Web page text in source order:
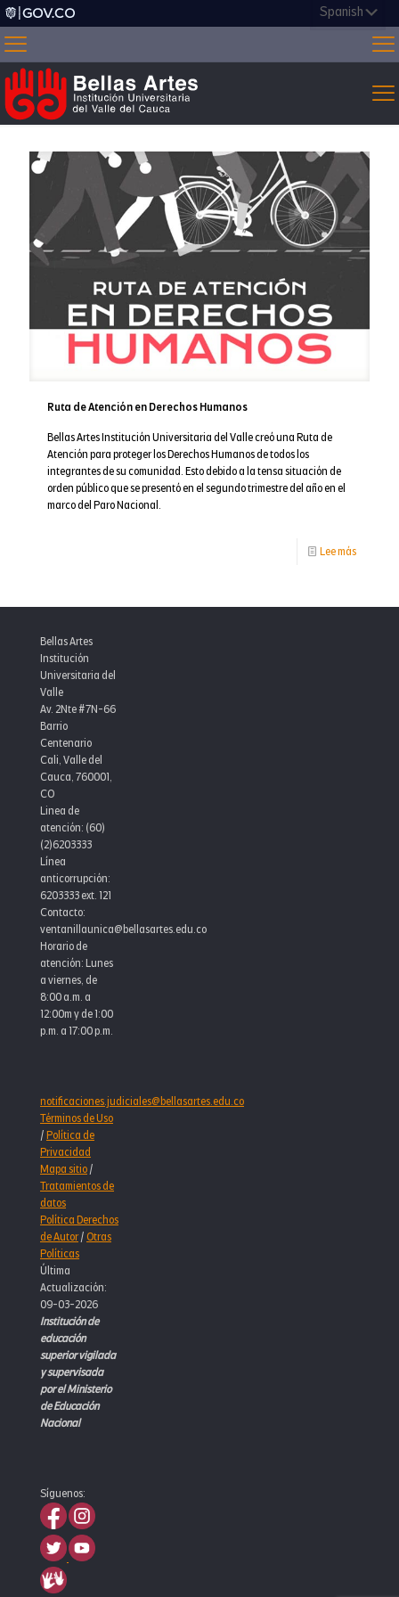
Ruta de Atención en Derechos Humanos
Bellas Artes Institución Universitaria del Valle creó una Ruta de
Atención para proteger los Derechos Humanos de todos los
integrantes de su comunidad. Esto debido a la tensa situación de
orden público que se presentó en el segundo trimestre del año en el
marco del Paro Nacional.
Lee más-
de
Bellas Artes
Institución
Universitaria del
Valle
Av. 2Nte #7N-66
Barrio
Centenario
Cali, Valle del
Cauca, 760001,
CO
Linea de
atención: (60)
(2)6203333
Línea
anticorrupción:
6203333 ext. 121
Contacto:
ventanillaunica@bellasartes.edu.co
Horario de
atención: Lunes
a viernes, de
8:00 a.m. a
12:00m y de 1:00
p.m. a 17:00 p.m.
notificaciones.judiciales@bellasartes.edu.co
Términos de Uso
/Política de
Privacidad
Mapa sitio/
Tratamientos de
datos
Política Derechos
de Autor/Otras
Políticas
Última
Actualización:
09-03-2026
Institución de
educación
superior vigilada
y supervisada
por el Ministerio
de Educación
Nacional
Síguenos: